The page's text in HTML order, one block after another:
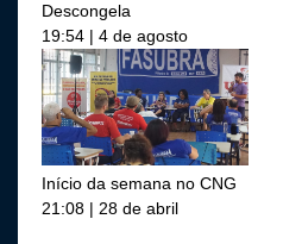
Descongela
19:54 | 4 de agosto
Início da semana no CNG
21:08 | 28 de abril